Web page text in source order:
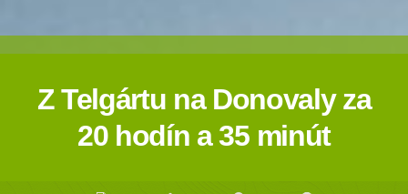
Z Telgártu na Donovaly za
20 hodín a 35 minút